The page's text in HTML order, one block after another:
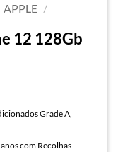
APPLE /
12 128Gb
Grade A,
com Recolhas